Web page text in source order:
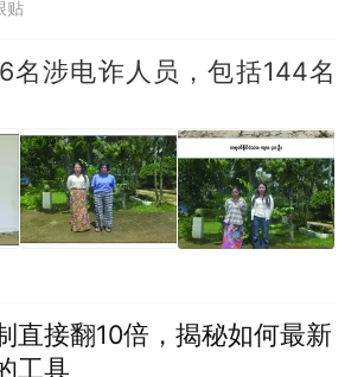
贴
名涉电诈人员，包括144名
直接翻10倍，揭秘如何最新
工具